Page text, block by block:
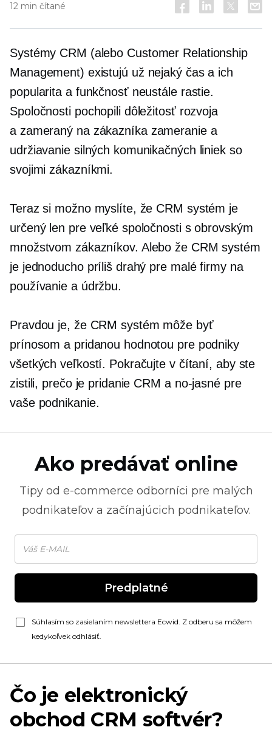
12 min čítané
Systémy CRM (alebo Customer Relationship
Management) existujú už nejaký čas a ich
popularita a funkčnosť neustále rastie.
Spoločnosti pochopili dôležitosť rozvoja
a zameraný na zákazníkazameranie a
udržiavanie silných komunikačných liniek so
svojimi zákazníkmi.
Teraz si možno myslíte, že CRM systém je
určený len pre veľké spoločnosti s obrovským
množstvom zákazníkov. Alebo že CRM systém
je jednoducho príliš drahý pre malé firmy na
používanie a údržbu.
Pravdou je, že CRM systém môže byť
prínosom a pridanou hodnotou pre podniky
všetkých veľkostí. Pokračujte v čítaní, aby ste
zistili, prečo je pridanie CRM a no-jasnépre
vaše podnikanie.
Ako predávať online
Tipy od e-commerce odborníci pre malých
podnikateľov a začínajúcich podnikateľov.
Predplatné
Súhlasím so zasielaním newslettera Ecwid. Z odberu sa môžem
kedykoľvek odhlásiť.
Čo je elektronický
obchod CRM softvér?